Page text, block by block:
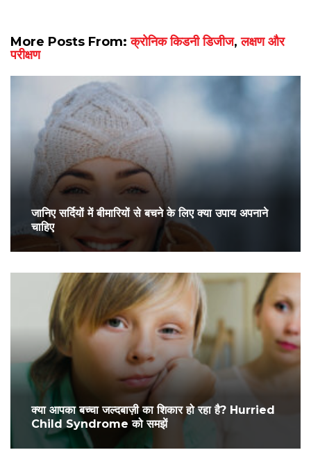
More Posts From:क्रोनिक किडनी डिजीज,लक्षण और
परीक्षण
जानिए सर्दियों में बीमारियों से बचने के लिए क्या उपाय अपनाने
चाहिए
क्या आपका बच्चा जल्दबाज़ी का शिकार हो रहा है? Hurried
Child Syndrome को समझें